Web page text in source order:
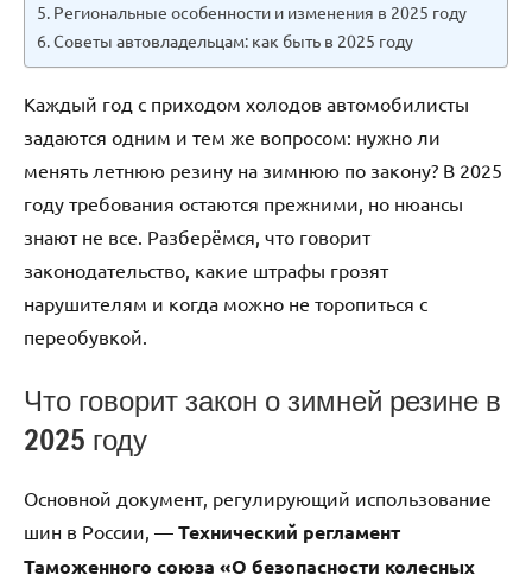
Региональные особенности и изменения в 2025 году
Советы автовладельцам: как быть в 2025 году
Каждый год с приходом холодов автомобилисты
задаются одним и тем же вопросом: нужно ли
менять летнюю резину на зимнюю по закону? В 2025
году требования остаются прежними, но нюансы
знают не все. Разберёмся, что говорит
законодательство, какие штрафы грозят
нарушителям и когда можно не торопиться с
переобувкой.
Что говорит закон о зимней резине в
2025 году
Основной документ, регулирующий использование
шин в России, — Технический регламент
Таможенного союза «О безопасности колесных